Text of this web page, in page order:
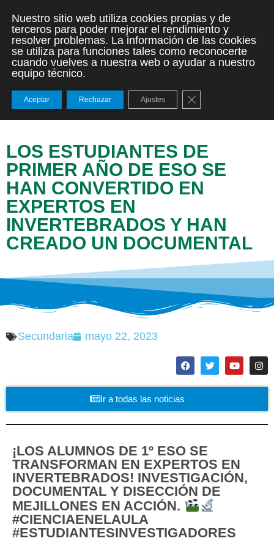
LOS ESTUDIANTES DE
PRIMER AÑO DE ESO SE
HAN CONVERTIDO EN
EXPERTOS EN
INVERTEBRADOS Y HAN
CREADO UN DOCUMENTAL
Secundaria mayo 22, 2023
Ir a todas las noticias
¡LOS ALUMNOS DE 1º ESO SE
TRANSFORMAN EN EXPERTOS EN
INVERTEBRADOS! INVESTIGACIÓN,
DOCUMENTAL Y DISECCIÓN DE
MEJILLONES EN ACCIÓN.
#CIENCIAENELAULA
#ESTUDIANTESINVESTIGADORES
Nuestro sitio web utiliza cookies propias y de
terceros para poder mejorar el rendimiento y
resolver problemas. La información de las cookies
se utiliza para funciones tales como reconocerte
cuando vuelves a nuestra web o ayudar a nuestro
equipo técnico.
Aceptar Rechazar Ajustes Cerrar el banner de